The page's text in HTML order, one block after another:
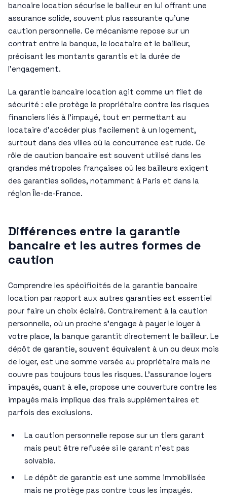
bancaire location sécurise le bailleur en lui offrant une
assurance solide, souvent plus rassurante qu’une
caution personnelle. Ce mécanisme repose sur un
contrat entre la banque, le locataire et le bailleur,
précisant les montants garantis et la durée de
l’engagement.
La garantie bancaire location agit comme un filet de
sécurité : elle protège le propriétaire contre les risques
financiers liés à l’impayé, tout en permettant au
locataire d’accéder plus facilement à un logement,
surtout dans des villes où la concurrence est rude. Ce
rôle de caution bancaire est souvent utilisé dans les
grandes métropoles françaises où les bailleurs exigent
des garanties solides, notamment à Paris et dans la
région Île-de-France.
Différences entre la garantie
bancaire et les autres formes de
caution
Comprendre les spécificités de la garantie bancaire
location par rapport aux autres garanties est essentiel
pour faire un choix éclairé. Contrairement à la caution
personnelle, où un proche s’engage à payer le loyer à
votre place, la banque garantit directement le bailleur. Le
dépôt de garantie, souvent équivalent à un ou deux mois
de loyer, est une somme versée au propriétaire mais ne
couvre pas toujours tous les risques. L’assurance loyers
impayés, quant à elle, propose une couverture contre les
impayés mais implique des frais supplémentaires et
parfois des exclusions.
La caution personnelle repose sur un tiers garant
mais peut être refusée si le garant n’est pas
solvable.
Le dépôt de garantie est une somme immobilisée
mais ne protège pas contre tous les impayés.